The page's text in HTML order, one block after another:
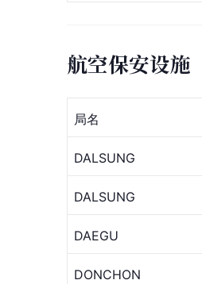
航空保安设施
局名
DALSUNG
DALSUNG
DAEGU
DONCHON